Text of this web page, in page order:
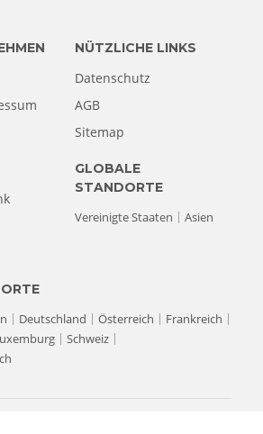
NÜTZLICHE LINKS
Datenschutz
AGB
Sitemap
Deutschland Österreich
Frankreich
Schweiz
GLOBALE
STANDORTE
Vereinigte Staaten
Asien